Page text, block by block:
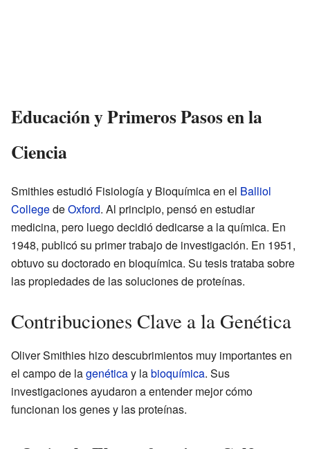
Educación y Primeros Pasos en la
Ciencia
Smithies estudió Fisiología y Bioquímica en el Balliol
CollegedeOxford. Al principio, pensó en estudiar
medicina, pero luego decidió dedicarse a la química. En
1948, publicó su primer trabajo de investigación. En 1951,
obtuvo su doctorado en bioquímica. Su tesis trataba sobre
las propiedades de las soluciones de proteínas.
Contribuciones Clave a la Genética
Oliver Smithies hizo descubrimientos muy importantes en
el campo de lagenéticay labioquímica. Sus
investigaciones ayudaron a entender mejor cómo
funcionan los genes y las proteínas.